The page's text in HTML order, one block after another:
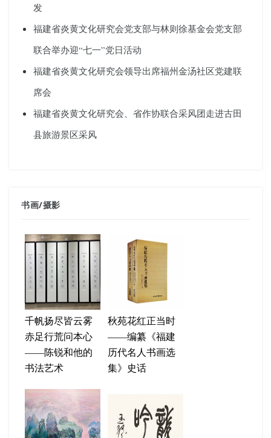
发
福建省炎黄文化研究会党支部与林则徐基金会党支部
联合举办迎“七一”党日活动
福建省炎黄文化研究会领导出席福州金汤社区党建联
席会
福建省炎黄文化研究会、省作协联合采风团走进古田
县旅游景区采风
书画/摄影
千帆扬尽皆云雾
赤足行荒问本心
——陈锐和他的
书法艺术
秋苑花红正当时
——编纂《福建
历代名人书画选
集》史话